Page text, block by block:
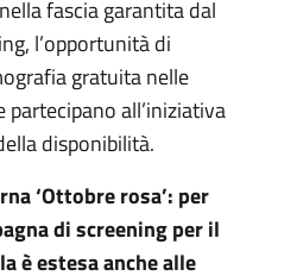
fascia garantita dal
l’opportunità di
gratuita nelle
all’iniziativa
disponibilità.
‘Ottobre rosa’: per
di screening per il
è estesa anche alle